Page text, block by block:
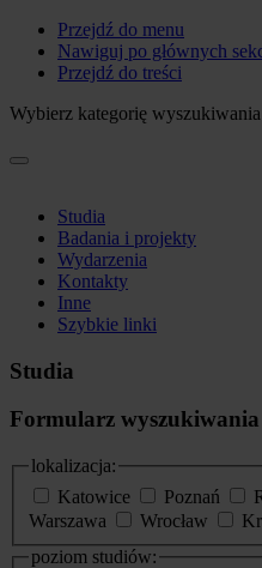
Przejdź do menu
Nawiguj po głównych
Przejdź do treści
Wybierz kategorię wyszukiwania
Studia
Badania i projekty
Wydarzenia
Kontakty
Inne
Szybkie linki
Studia
Formularz wyszukiwania
lokalizacja:
Katowice
Poznań
Warszawa
Wrocław
poziom studiów: